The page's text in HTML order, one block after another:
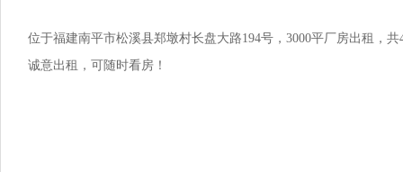
位于福建南平市松溪县郑墩村长盘大路194号，3000平厂房出租，
诚意出租，可随时看房！